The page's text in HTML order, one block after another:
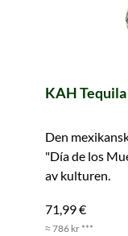
KAH
Den
"Día de los
av kulturen.
71,99 €
≈ 786 kr ***